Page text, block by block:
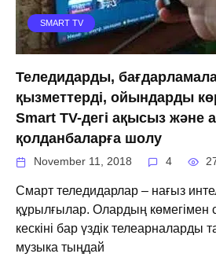
SMART TV
Теледидарды,
қызметтерді, ойындарды
Smart TV-дегі ақысыз және
қолданбаларға шолу
November 11, 2018 4
Смарт теледидарлар – нағыз
құрылғылар. Олардың көмегімен
кескіні бар үздік
музыка тыңдай